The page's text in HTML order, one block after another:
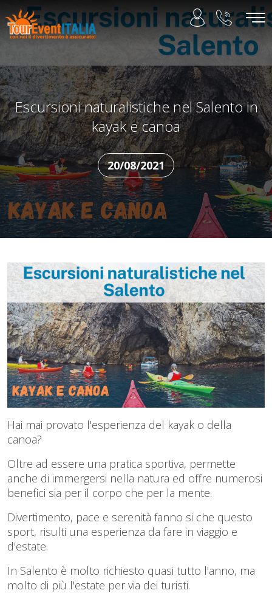
Escursioni naturalistiche nel Salento in
kayak e canoa
20/08/2021
Hai mai provato l'esperienza del kayak o della
canoa?
Oltre ad essere una pratica sportiva, permette
anche di immergersi nella natura ed offre numerosi
benefici sia per il corpo che per la mente.
Divertimento, pace e serenità fanno si che questo
sport, risulti una esperienza da fare in viaggio e
d'estate.
In Salento è molto richiesto quasi tutto l'anno, ma
molto di più l'estate per via dei turisti.